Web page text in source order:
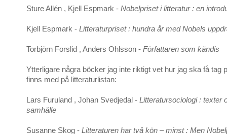
Sture Allén , Kjell Espmark - Nobelpriset i litteratur : en
Kjell Espmark - Litteraturpriset : hundra år med Nobels
Torbjörn Forslid , Anders Ohlsson - Författaren som kändis
Ytterligare några böcker jag inte riktigt vet hur jag ska få tag
finns med på litteraturlistan:
Lars Furuland , Johan Svedjedal - Litteratursociologi : texter
samhälle
Susanne Skog - Litteraturen har två kön – minst : Men